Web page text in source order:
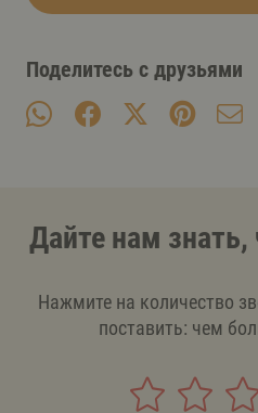
Поделитесь с друзьями
Дайте нам
Нажмите на количество
поставить: чем